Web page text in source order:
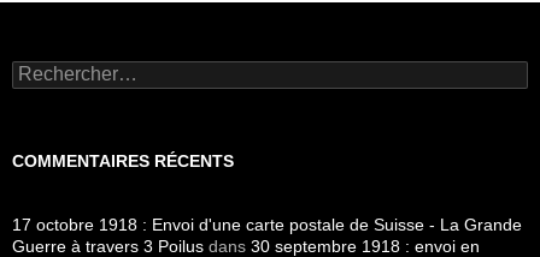
Rechercher :
COMMENTAIRES RÉCENTS
17 octobre 1918 : Envoi d'une carte postale de Suisse - La Grande
Guerre à travers 3 Poilus dans 30 septembre 1918 : envoi en